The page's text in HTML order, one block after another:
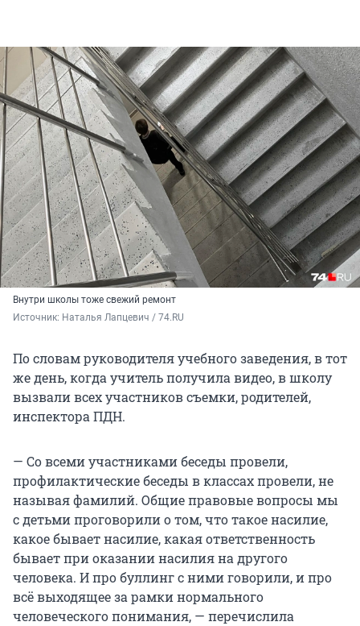
Внутри школы тоже свежий ремонт
Источник: Наталья Лапцевич / 74.RU
По словам руководителя учебного заведения, в тот
же день, когда учитель получила видео, в школу
вызвали всех участников съемки, родителей,
инспектора ПДН.
— Со всеми участниками беседы провели,
профилактические беседы в классах провели, не
называя фамилий. Общие правовые вопросы мы
с детьми проговорили о том, что такое насилие,
какое бывает насилие, какая ответственность
бывает при оказании насилия на другого
человека. И про буллинг с ними говорили, и про
всё выходящее за рамки нормального
человеческого понимания, — перечислила